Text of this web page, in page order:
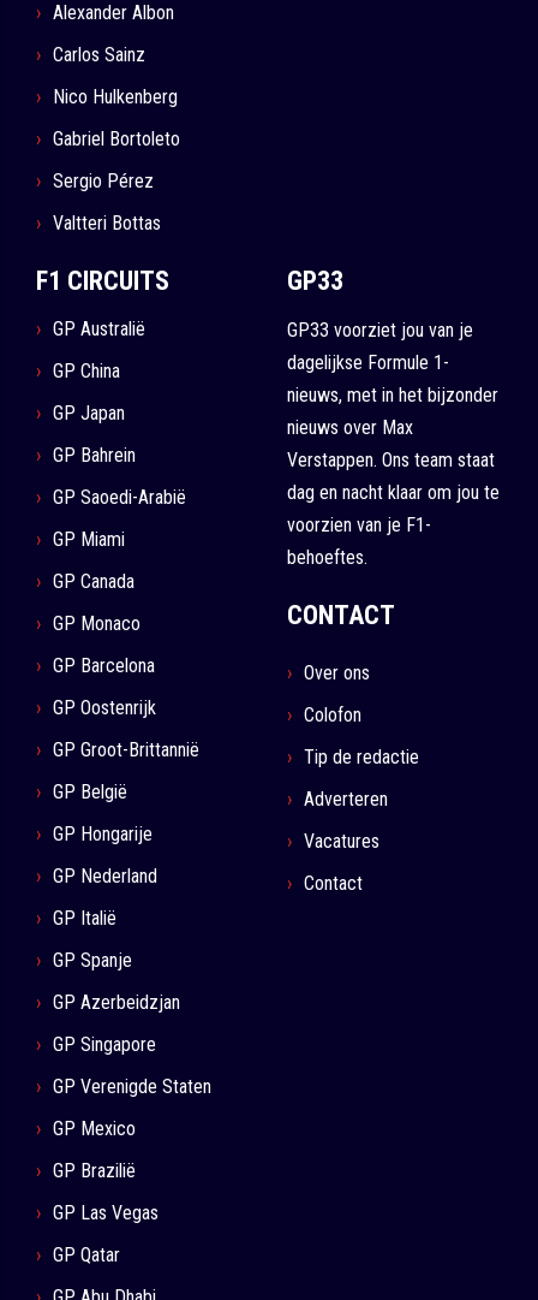
Alexander Albon
Carlos Sainz
Nico Hulkenberg
Gabriel Bortoleto
Sergio Pérez
Valtteri Bottas
F1 CIRCUITS
GP Australië
GP China
GP Japan
GP Bahrein
GP Saoedi-Arabië
GP Miami
GP Canada
GP Monaco
GP Barcelona
GP Oostenrijk
GP Groot-Brittannië
GP België
GP Hongarije
GP Nederland
GP Italië
GP Spanje
GP Azerbeidzjan
GP Singapore
GP Verenigde Staten
GP Mexico
GP Brazilië
GP Las Vegas
GP Qatar
GP33
GP33 voorziet jou van je
dagelijkse Formule 1-
nieuws, met in het bijzonder
nieuws over Max
Verstappen. Ons team staat
dag en nacht klaar om jou te
voorzien van je F1-
behoeftes.
CONTACT
Over ons
Colofon
Tip de redactie
Adverteren
Vacatures
Contact